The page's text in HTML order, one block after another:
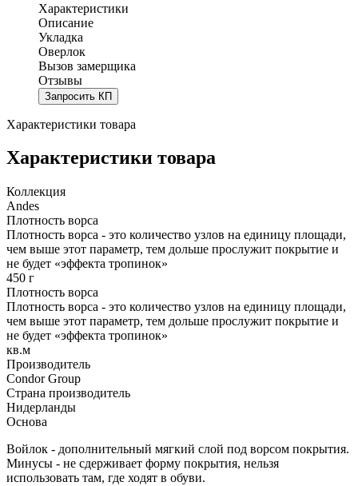
Характеристики
Описание
Укладка
Оверлок
Вызов замерщика
Отзывы
Запросить КП
Характеристики товара
Характеристики товара
Коллекция
Andes
Плотность ворса
Плотность ворса - это количество узлов на единицу площади,
чем выше этот параметр, тем дольше прослужит покрытие и
не будет «эффекта тропинок»
450 г
Плотность ворса
Плотность ворса - это количество узлов на единицу площади,
чем выше этот параметр, тем дольше прослужит покрытие и
не будет «эффекта тропинок»
кв.м
Производитель
Condor Group
Страна производитель
Нидерланды
Основа
Войлок - дополнительный мягкий слой под ворсом покрытия.
Минусы - не сдерживает форму покрытия, нельзя
использовать там, где ходят в обуви.